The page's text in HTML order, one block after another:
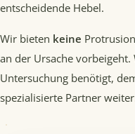
entscheidende Hebel.
Wir bieten keine
an der Ursache
Untersuchung benötigt,
spezialisierte Partner